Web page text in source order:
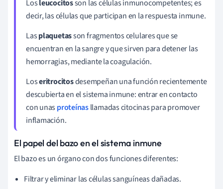
Losleucocitosson las células inmunocompetentes; es
decir, las células que participan en la respuesta inmune.
Lasplaquetasson fragmentos celulares que se
encuentran en la sangre y que sirven para detener las
hemorragias, mediante la coagulación.
Loseritrocitosdesempeñan una función recientemente
descubierta en el sistema inmune: entrar en contacto
con unasproteínasllamadas citocinas para promover
inflamación.
El papel del bazo en el sistema inmune
El bazo es un órgano con dos funciones diferentes:
Filtrar y eliminar las células sanguíneas dañadas.